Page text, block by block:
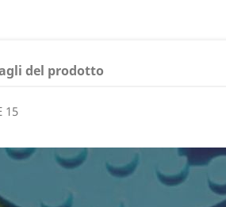
del prodotto
15